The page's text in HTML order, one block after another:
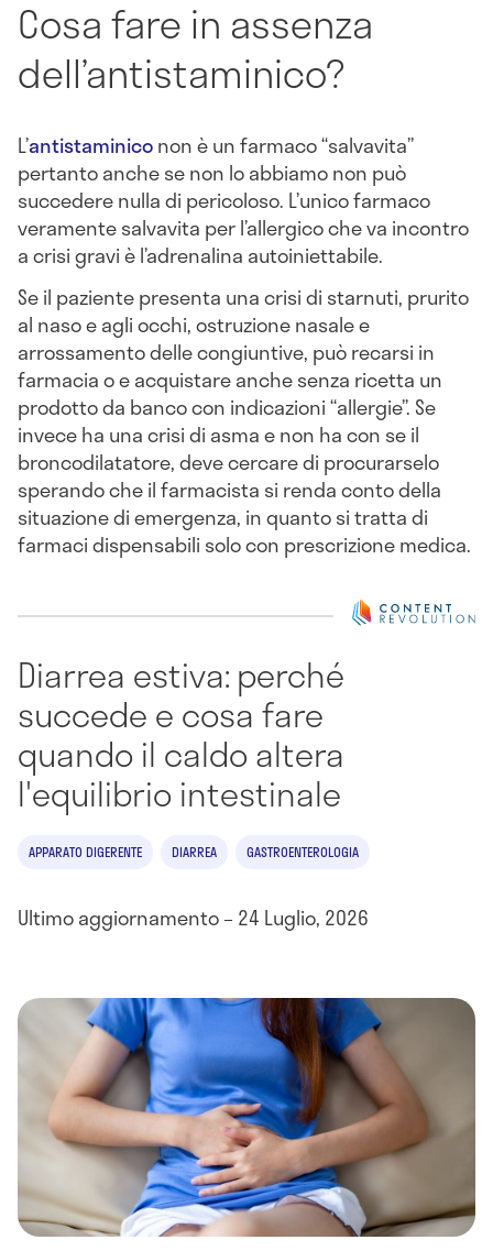
Cosa fare in assenza
dell’antistaminico?
L’antistaminiconon è un farmaco “salvavita”
pertanto anche se non lo abbiamo non può
succedere nulla di pericoloso. L’unico farmaco
veramente salvavita per l’allergico che va incontro
a crisi gravi è l’adrenalina autoiniettabile.
Se il paziente presenta una crisi di starnuti, prurito
al naso e agli occhi, ostruzione nasale e
arrossamento delle congiuntive, può recarsi in
farmacia o e acquistare anche senza ricetta un
prodotto da banco con indicazioni “allergie”. Se
invece ha una crisi di asma e non ha con se il
broncodilatatore, deve cercare di procurarselo
sperando che il farmacista si renda conto della
situazione di emergenza, in quanto si tratta di
farmaci dispensabili solo con prescrizione medica.
Diarrea estiva: perché
succede e cosa fare
quando il caldo altera
l'equilibrio intestinale
APPARATO DIGERENTE DIARREA GASTROENTEROLOGIA
Ultimo aggiornamento – 24 Luglio, 2026